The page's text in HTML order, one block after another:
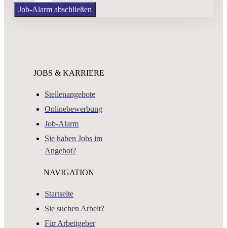
Job-Alarm abschließen
JOBS & KARRIERE
Stellenangebote
Onlinebewerbung
Job-Alarm
Sie haben Jobs im
Angebot?
NAVIGATION
Startseite
Sie suchen Arbeit?
Für Arbeitgeber